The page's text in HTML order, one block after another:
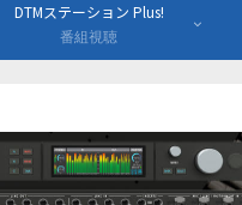
DTMステーション Plus!
番組視聴